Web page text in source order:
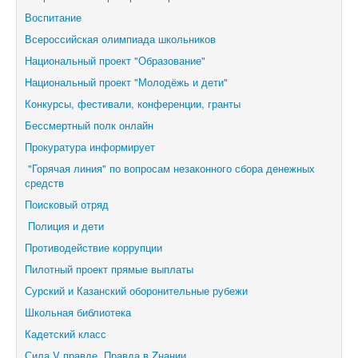
Воспитание
Всероссийская олимпиада школьников
Национальный проект "Образование"
Национальный проект "Молодёжь и дети"
Конкурсы, фестивали, конференции, гранты
Бессмертный полк онлайн
Прокуратура информирует
"Горячая линия" по вопросам незаконного сбора денежных
средств
Поисковый отряд
Полиция и дети
Противодействие коррупции
Пилотный проект прямые выплаты
Сурский и Казанский оборонительные рубежи
Школьная библиотека
Кадетский класс